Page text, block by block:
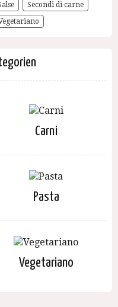
Secondi di carne
Carni
Pasta
Vegetariano